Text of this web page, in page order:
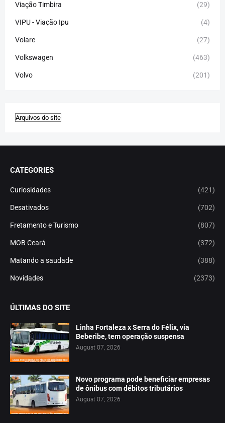
Viação Timbira (29)
VIPU - Viação Ipu (4)
Volare (27)
Volkswagen (463)
Volvo (201)
CATEGORIES
Curiosidades (421)
Desativados (702)
Fretamento e Turismo (807)
MOB Ceará (372)
Matando a saudade (388)
Novidades (2373)
ÚLTIMAS DO SITE
Linha Fortaleza x Serra do Félix, via
Beberibe, tem operação suspensa
August 07, 2026
Novo programa pode beneficiar empresas
de ônibus com débitos tributários
August 07, 2026